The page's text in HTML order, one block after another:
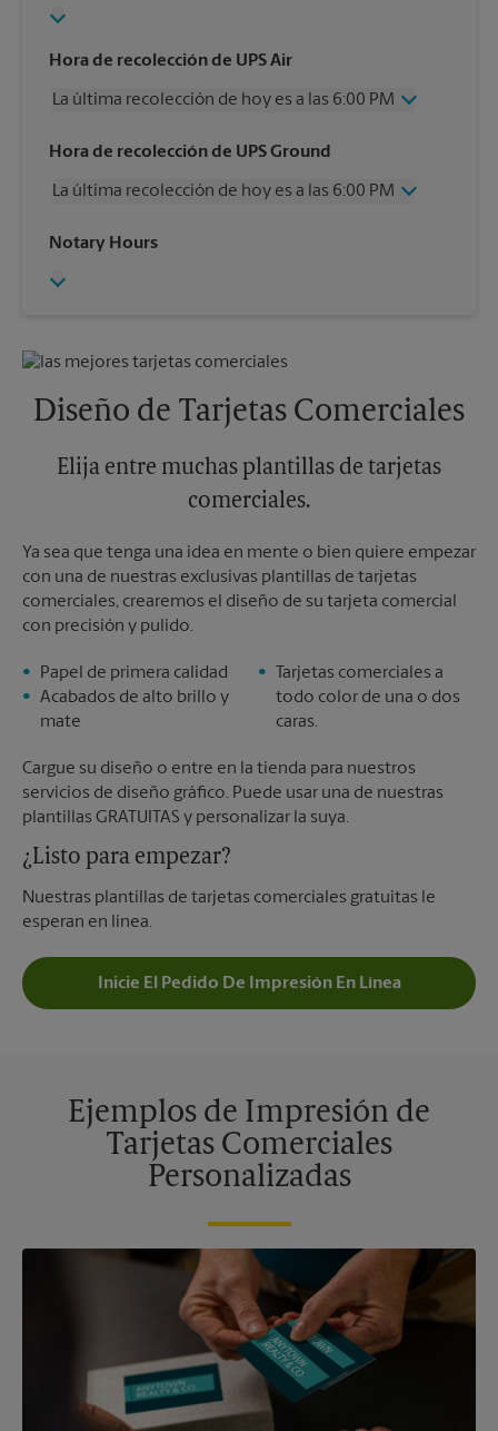
Hora de recolección de UPS Air
La última recolección de hoy es a las 6:00 PM
Miércoles
6:00 PM
Viernes
6:00 PM
Domingo
Hora de recolección de UPS Ground
La última recolección de hoy es a las 6:00 PM
Miércoles
Viernes
Lunes
6:00 PM
Notary Hours
Diseño de Tarjetas Comerciales
Elija entre muchas plantillas de tarjetas
comerciales.
Ya sea que tenga una idea en mente o bien quiere empezar
con una de nuestras exclusivas plantillas de tarjetas
comerciales, crearemos el diseño de su tarjeta comercial
con precisión y pulido.
Papel de primera calidad
Acabados de alto brillo y
mate
Tarjetas comerciales a
todo color de una o dos
caras.
Cargue su diseño o entre en la tienda para nuestros
servicios de diseño gráfico. Puede usar una de nuestras
plantillas GRATUITAS y personalizar la suya.
¿Listo para empezar?
Nuestras plantillas de tarjetas comerciales gratuitas le
esperan en línea.
Inicie El Pedido De Impresión En Línea
Ejemplos de Impresión de
Tarjetas Comerciales
Personalizadas